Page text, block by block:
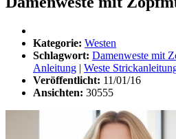
Kategorie: Westen
Schlagwort: Damenweste mit
Anleitung
Weste
Veröffentlicht: 11/01/16
Ansichten: 30555